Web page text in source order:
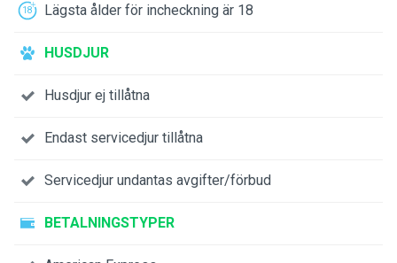
Lägsta ålder för incheckning är 18
HUSDJUR
Husdjur ej tillåtna
Endast servicedjur tillåtna
Servicedjur undantas avgifter/förbud
BETALNINGSTYPER